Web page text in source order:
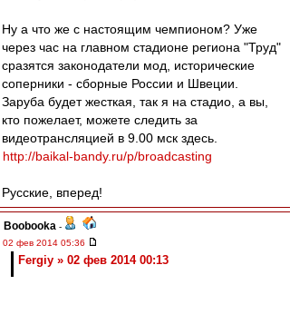
Ну а что же с настоящим чемпионом? Уже
через час на главном стадионе региона "Труд"
сразятся законодатели мод, исторические
соперники - сборные России и Швеции.
Заруба будет жесткая, так я на стадио, а вы,
кто пожелает, можете следить за
видеотрансляцией в 9.00 мск здесь.
http://baikal-bandy.ru/p/broadcasting
Русские, вперед!
Boobooka -
02 фев 2014 05:36
Fergiy » 02 фев 2014 00:13